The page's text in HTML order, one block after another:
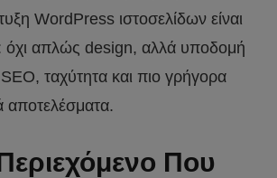
WordPress ιστοσελίδων είναι
όχι απλώς design, αλλά υποδομή
SEO, ταχύτητα και πιο γρήγορα
αποτελέσματα.
Που